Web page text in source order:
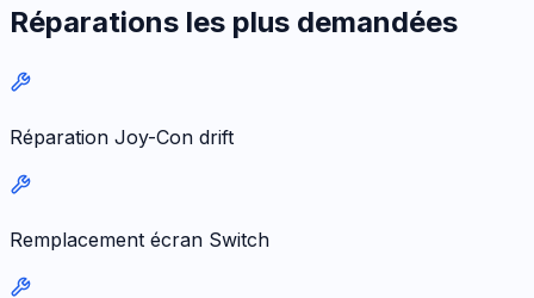
Réparations les plus demandées
Réparation Joy-Con drift
Remplacement écran Switch